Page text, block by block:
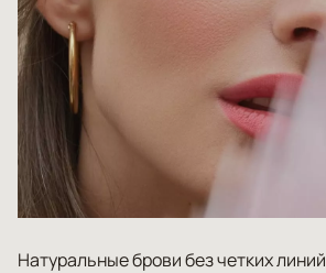
Натуральные брови без четких линий